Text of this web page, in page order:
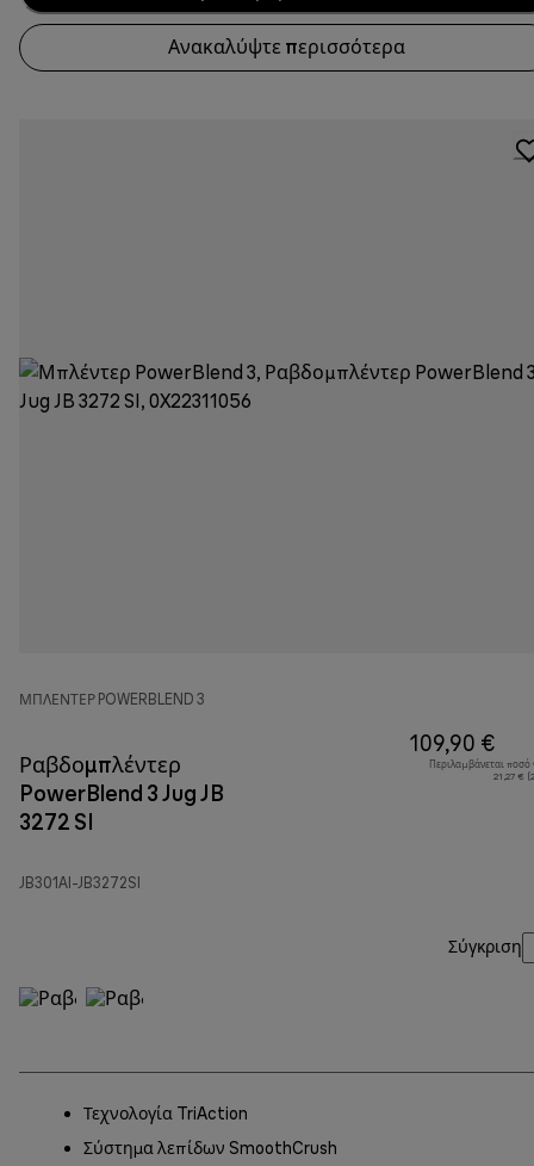
Ανακαλύψτε περισσότερα
ΜΠΛΈΝΤΕΡ POWERBLEND 3
Ραβδομπλέντερ
PowerBlend 3 Jug JB
3272 SI
JB301AI-JB3272SI
109,90 €
Περιλαμβάνεται
21,27 €
Σύγκριση
Τεχνολογία TriAction
Σύστημα λεπίδων SmoothCrush